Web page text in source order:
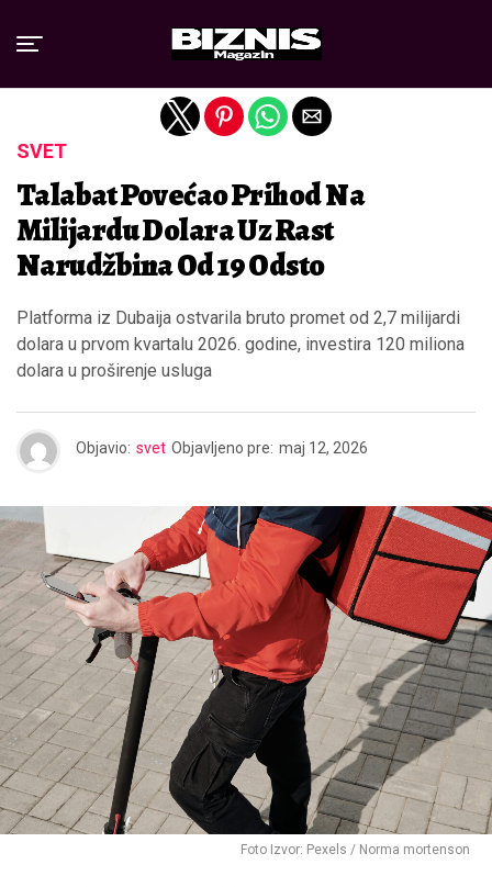
SVET
Talabat Povećao Prihod Na
Milijardu Dolara Uz Rast
Narudžbina Od 19 Odsto
Platforma iz Dubaija ostvarila bruto promet od 2,7 milijardi
dolara u prvom kvartalu 2026. godine, investira 120 miliona
dolara u proširenje usluga
Objavio: svet Objavljeno pre: maj 12, 2026
Foto Izvor: Pexels / Norma mortenson
Exit mobile version